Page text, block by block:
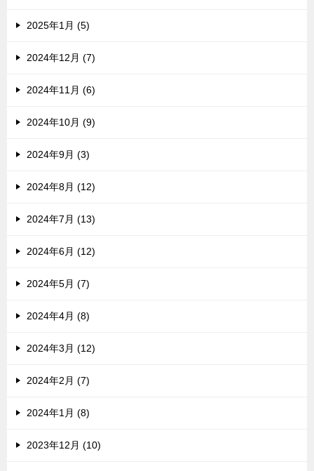
2025年1月 (5)
2024年12月 (7)
2024年11月 (6)
2024年10月 (9)
2024年9月 (3)
2024年8月 (12)
2024年7月 (13)
2024年6月 (12)
2024年5月 (7)
2024年4月 (8)
2024年3月 (12)
2024年2月 (7)
2024年1月 (8)
2023年12月 (10)